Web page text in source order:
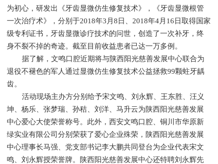
为初心，研发出《牙齿显微仿生修复技术》，《牙齿显微根管
一次治疗术》，分别于2018年3月8日、2018年4月16日取得国家
级专利证书，牙齿显微诊疗技术的问世，创造了一次补牙，终
身不裂不掉的奇迹。截至目前收益患者已达一万多例。
据了解，文鸣口腔近期将与陕西阳光慈善发展中心联合为
退役不褪色的军人通过显微仿生修复技术公益拯救99颗蛀牙龋
齿。
活动现场主办方分别给予宋文鸣、刘永辉、王东胜、汪义
坤、杨乐、张梦瑞、孙秸、刘洋、马升云为陕西阳光慈善发展
中心爱心大使荣誉称号。此外，西安文鸣口腔、铜川市华原新
绿实业有限公司分别荣获了爱心企业殊荣，陕西阳光慈善发展
中心理事长马强、党支部书记李大鹏共同登台为企业代表宋文
鸣、刘永辉授荣誉牌。陕西阳光慈善发展中心还特聘刘永辉先